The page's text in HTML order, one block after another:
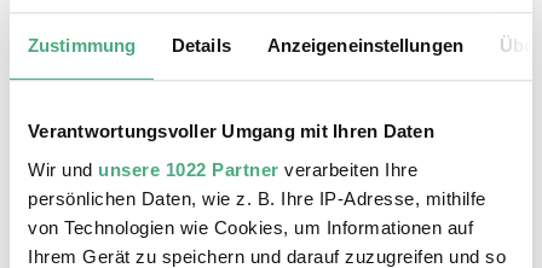
Zustimmung Details Anzeigeneinstellungen
Verantwortungsvoller Umgang mit Ihren Daten
Wir und unsere 1022 Partner verarbeiten Ihre
persönlichen Daten, wie z. B. Ihre IP-Adresse, mithilfe
von Technologien wie Cookies, um Informationen auf
Ihrem Gerät zu speichern und darauf zuzugreifen und so
Max. 30 Personen. Sie können Ihre
Tickets in unserem Online-Shop oder
an der Kasse erwerben.